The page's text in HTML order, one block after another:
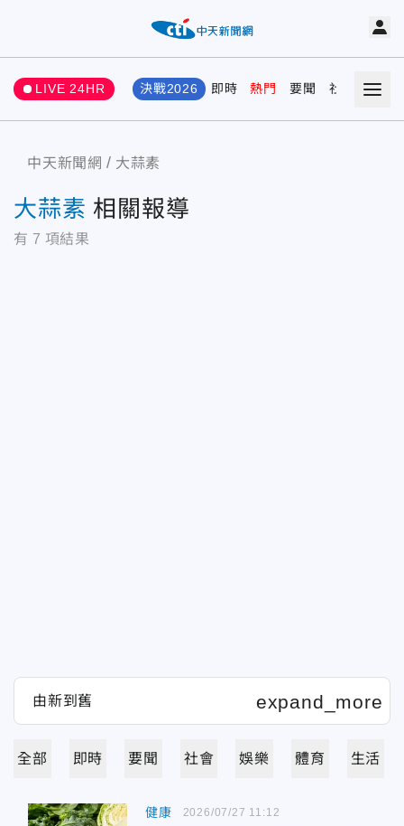
LIVE 24HR 決戰2026 即時 熱門 要聞 社會 娛樂
中天新聞網 大蒜素
大蒜素 相關報導
有 7 項結果
全部 即時 要聞 社會 娛樂 體育 生活
健康 2026/07/27 11:12